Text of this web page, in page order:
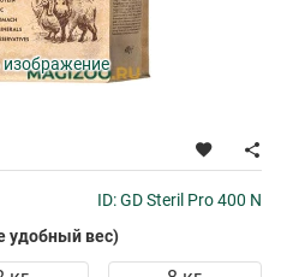
ID: GD Steril Pro 400 N
удобный вес)